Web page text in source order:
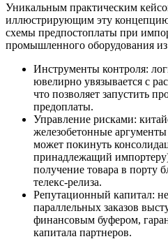
Уникальным практическим
иллюстрирующим эту
схемы предпостоплаты при
промышленного оборудования
Инструменты контроля:
ювелирно увязывается с
что позволяет запустить
предоплаты.
Управление рисками:
железобетонные аргументы
может покинуть
принадлежащий
получение товара в порту
телекс-релиза.
Репутационный капитал:
параллельных заказов
финансовым буфером,
капитала партнеров.